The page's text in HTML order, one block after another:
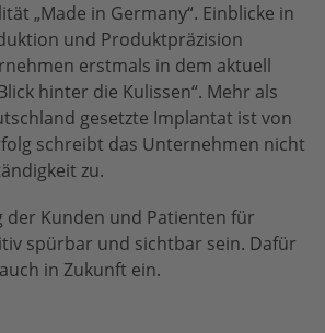
„Made in Germany“. Einblicke in
und Produktpräzision
erstmals in dem aktuell
hinter die Kulissen“. Mehr als
gesetzte Implantat ist von
schreibt das Unternehmen nicht
zu.
der Kunden und Patienten für
spürbar und sichtbar sein. Dafür
in Zukunft ein.